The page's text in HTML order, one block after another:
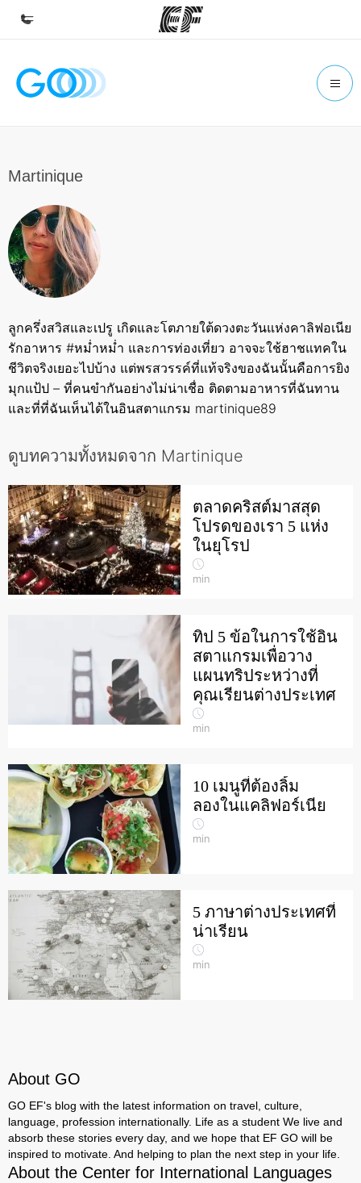
หน้าหลัก
ค้นหาสำนักงานที่ใกล้กับคุณ
เกี่ยวกับเรา
ประวัติองค์กร
ร่วมงานกับเรา
Martinique
ลูกครึ่งสวิสและเปรู เกิดและโตภายใต้ดวงตะวันแห่งคาลิฟอเนีย
รักอาหาร #หม่ำหม่ำ และการท่องเที่ยว อาจจะใช้ฮาชแทคใน
ชีวิตจริงเยอะไปบ้าง แต่พรสวรรค์ที่แท้จริงของฉันนั้นคือการยิง
มุกแป้ป – ที่คนขำกันอย่างไม่น่าเชื่อ ติดตามอาหารที่ฉันทาน
และที่ที่ฉันเห็นได้ในอินสตาแกรม martinique89
ดูบทความทั้งหมดจาก Martinique
ตลาดคริสต์มาสสุด
โปรดของเรา 5 แห่ง
ในยุโรป
min
ทิป 5 ข้อในการใช้อิน
สตาแกรมเพื่อวาง
แผนทริประหว่างที่
คุณเรียนต่างประเทศ
min
10 เมนูที่ต้องลิ้ม
ลองในแคลิฟอร์เนีย
min
5 ภาษาต่างประเทศที่
น่าเรียน
min
About GO
GO EF's blog with the latest information on travel, culture,
language, profession internationally. Life as a student We live and
absorb these stories every day, and we hope that EF GO will be
inspired to motivate. And helping to plan the next step in your life.
About the Center for International Languages